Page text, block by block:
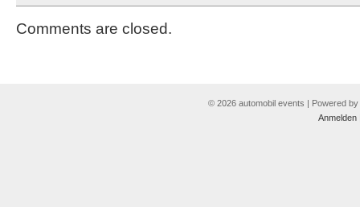
Comments are closed.
© 2026 automobil events | Powered by
Anmelden|